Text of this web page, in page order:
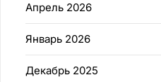
Апрель 2026
Январь 2026
Декабрь 2025